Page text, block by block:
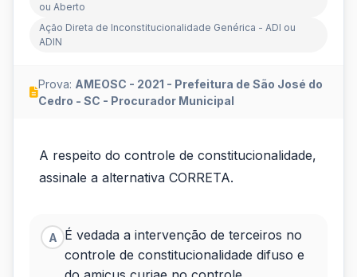
ou Aberto
Ação Direta de Inconstitucionalidade Genérica - ADI ou
ADIN
Prova: AMEOSC - 2021 - Prefeitura de São José do
Cedro - SC - Procurador Municipal
A
respeito
controle
A respeito do controle de constitucionalidade,
assinale a alternativa CORRETA.
A
É vedada a intervenção de terceiros no
controle de constitucionalidade difuso e